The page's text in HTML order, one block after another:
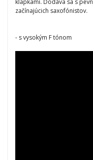
klapkami. Dodáva sa s
začínajúcich saxofónistov.
- s vysokým F tónom